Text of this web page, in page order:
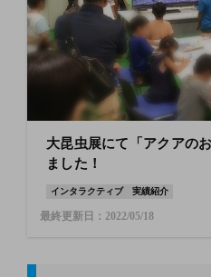
大昆虫展にて「アクアの
ました！
インタラクティブ 実績紹介
最終更新日：2022/05/18